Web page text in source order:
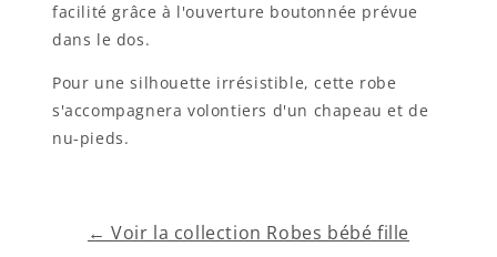
facilité grâce à l'ouverture boutonnée prévue
dans le dos.
Pour une silhouette irrésistible, cette robe
s'accompagnera volontiers d'un chapeau et de
nu-pieds.
← Voir la collection Robes bébé fille